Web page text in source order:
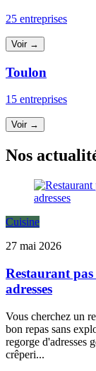
25 entreprises
Voir →
Toulon
15 entreprises
Voir →
Nos
Cuisine
27 mai 2026
Restaurant pas
adresses
Vous cherchez un
bon repas sans
regorge d'adresses
crêperi...